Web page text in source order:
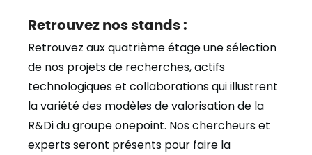
Retrouvez nos stands :
Retrouvez aux quatrième étage une sélection
de nos projets de recherches, actifs
technologiques et collaborations qui illustrent
la variété des modèles de valorisation de la
R&Di du groupe onepoint. Nos chercheurs et
experts seront présents pour faire la